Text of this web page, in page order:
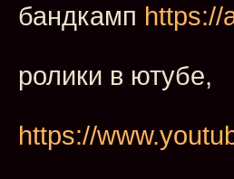
бандкамп https://
ролики в ютубе,
https://